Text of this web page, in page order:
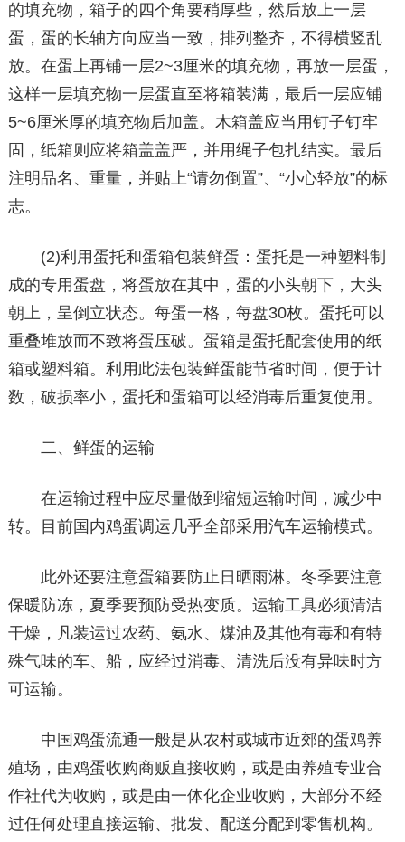
的填充物，箱子的四个角要稍厚些，然后放上一层
蛋，蛋的长轴方向应当一致，排列整齐，不得横竖乱
放。在蛋上再铺一层2~3厘米的填充物，再放一层蛋，
这样一层填充物一层蛋直至将箱装满，最后一层应铺
5~6厘米厚的填充物后加盖。木箱盖应当用钉子钉牢
固，纸箱则应将箱盖盖严，并用绳子包扎结实。最后
注明品名、重量，并贴上“请勿倒置”、“小心轻放”的标
志。
(2)利用蛋托和蛋箱包装鲜蛋：蛋托是一种塑料制
成的专用蛋盘，将蛋放在其中，蛋的小头朝下，大头
朝上，呈倒立状态。每蛋一格，每盘30枚。蛋托可以
重叠堆放而不致将蛋压破。蛋箱是蛋托配套使用的纸
箱或塑料箱。利用此法包装鲜蛋能节省时间，便于计
数，破损率小，蛋托和蛋箱可以经消毒后重复使用。
二、鲜蛋的运输
在运输过程中应尽量做到缩短运输时间，减少中
转。目前国内鸡蛋调运几乎全部采用汽车运输模式。
此外还要注意蛋箱要防止日晒雨淋。冬季要注意
保暖防冻，夏季要预防受热变质。运输工具必须清洁
干燥，凡装运过农药、氨水、煤油及其他有毒和有特
殊气味的车、船，应经过消毒、清洗后没有异味时方
可运输。
中国鸡蛋流通一般是从农村或城市近郊的蛋鸡养
殖场，由鸡蛋收购商贩直接收购，或是由养殖专业合
作社代为收购，或是由一体化企业收购，大部分不经
过任何处理直接运输、批发、配送分配到零售机构。